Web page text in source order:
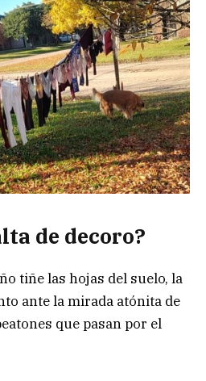
de decoro?
tiñe las hojas del suelo, la
ante la mirada atónita de
que pasan por el